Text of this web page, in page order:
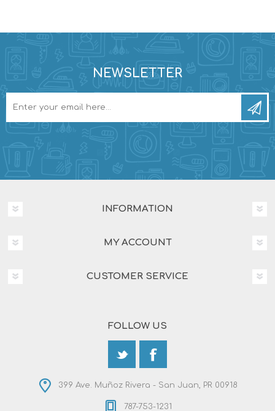
NEWSLETTER
INFORMATION
MY ACCOUNT
CUSTOMER SERVICE
FOLLOW US
399 Ave. Muñoz Rivera - San Juan, PR 00918
787-753-1231